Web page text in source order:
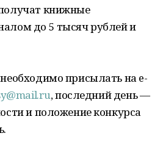
книжные
до 5 тысяч рублей и
присылать на e-
, последний день —
и положение конкурса